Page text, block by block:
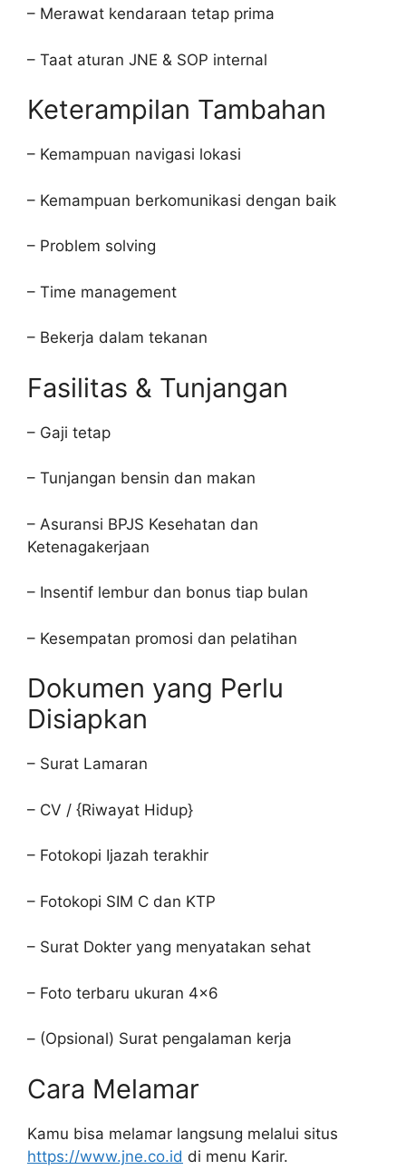
– Merawat kendaraan tetap prima
– Taat aturan JNE & SOP internal
Keterampilan Tambahan
– Kemampuan navigasi lokasi
– Kemampuan berkomunikasi dengan baik
– Problem solving
– Time management
– Bekerja dalam tekanan
Fasilitas & Tunjangan
– Gaji tetap
– Tunjangan bensin dan makan
– Asuransi BPJS Kesehatan dan
Ketenagakerjaan
– Insentif lembur dan bonus tiap bulan
– Kesempatan promosi dan pelatihan
Dokumen yang Perlu
Disiapkan
– Surat Lamaran
– CV / {Riwayat Hidup}
– Fotokopi Ijazah terakhir
– Fotokopi SIM C dan KTP
– Surat Dokter yang menyatakan sehat
– Foto terbaru ukuran 4×6
– (Opsional) Surat pengalaman kerja
Cara Melamar
Kamu bisa melamar langsung melalui situs
https://www.jne.co.id di menu Karir.